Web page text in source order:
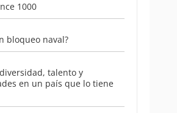
1000
bloqueo naval?
talento y
en un país que lo tiene